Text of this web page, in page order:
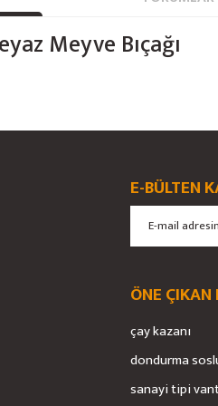
Meyve Bıçağı
ederiz.
E-BÜLTEN
ÖNE ÇIKAN
çay kazanı
dondurma
sanayi tipi